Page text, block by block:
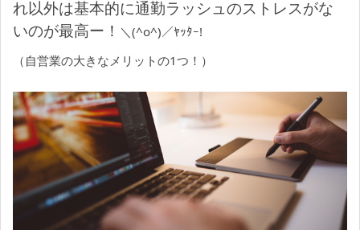
れ以外は基本的に通勤ラッシュのストレスがな
いのが最高ー！ ＼(^o^)／ﾔｯﾀｰ!
（自営業の大きなメリットの1つ！）